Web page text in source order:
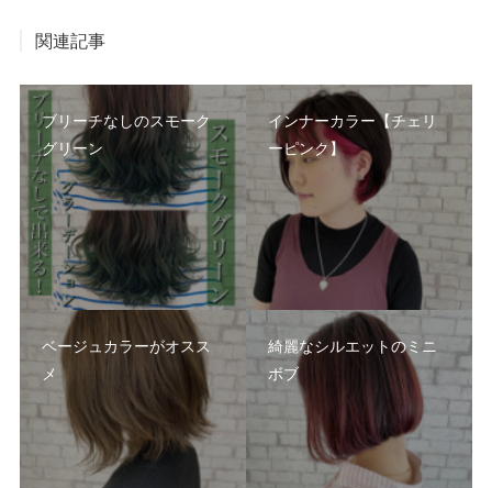
関連記事
ブリーチなしのスモーク
グリーン
インナーカラー【チェリ
ーピンク】
ベージュカラーがオスス
メ
綺麗なシルエットのミニ
ボブ